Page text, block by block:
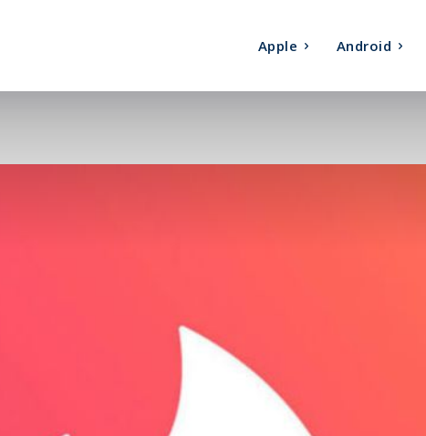
Apple Android